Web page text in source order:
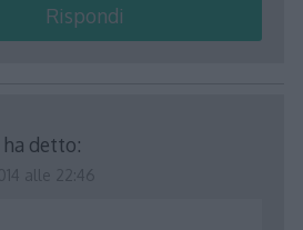
Rispondi
ha detto: